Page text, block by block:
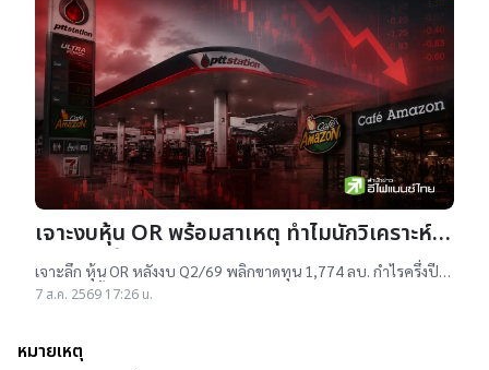
เจาะงบหุ้น OR พร้อมสาเหตุ ทำไมนักวิเคราะห์
ยังแนะ “ซื้อ”-“ถือ”
เจาะลึก หุ้น OR หลังงบ Q2/69 พลิกขาดทุน 1,774 ลบ. กำไรครึ่งปี
แรกต่ำสุดตั้งแต่เข้าตลาดฯ แม้ราคาเทรดต่ำ IPO แต่ 14 โบรกฯ ยัง
7 ส.ค. 2569 17:26 น.
หมายเหตุ